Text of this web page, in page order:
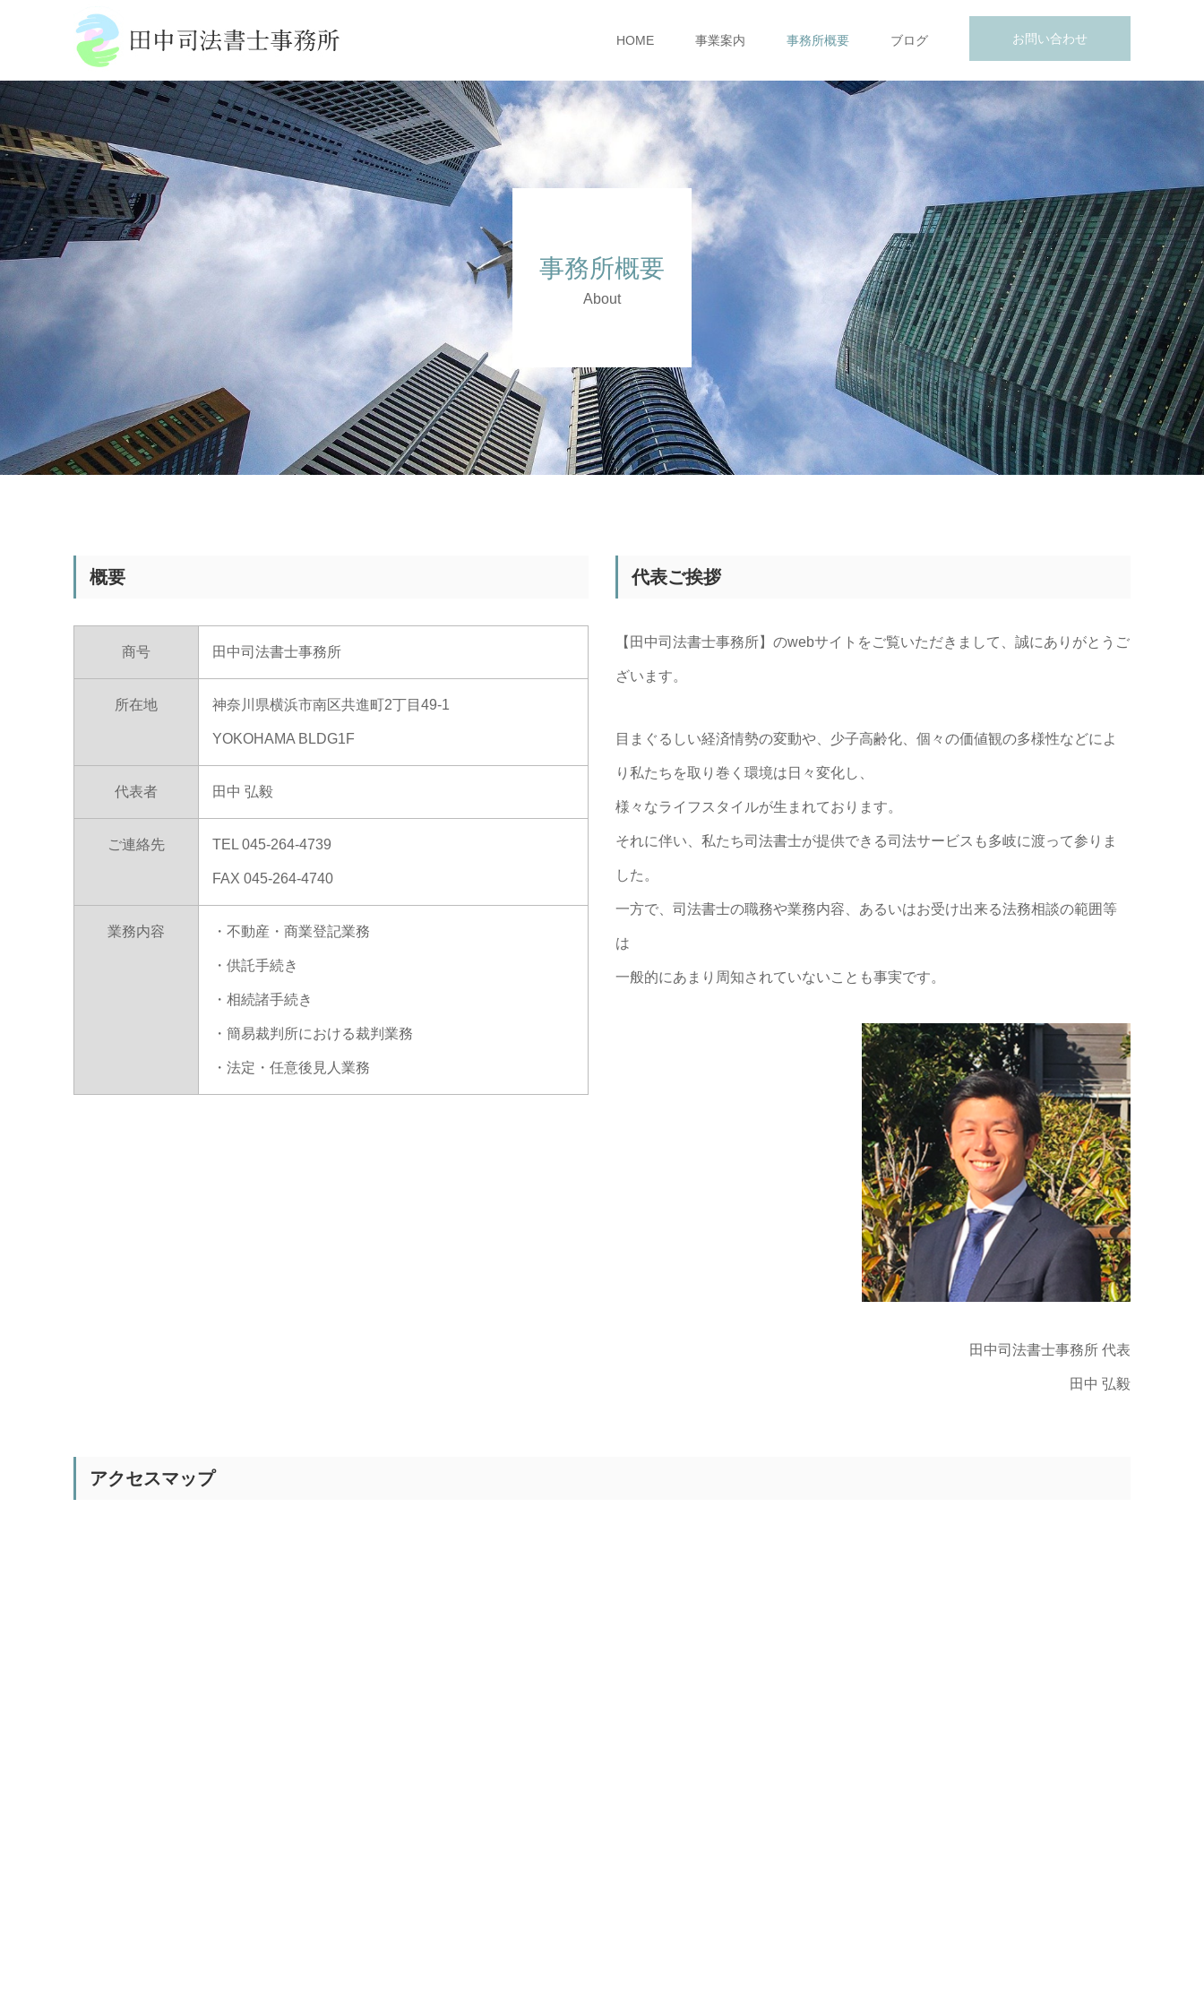
お問い合わせ
HOME 事業案内 事務所概要 ブログ
事務所概要
About
概要
商号 田中司法書士事務所
所在地 神奈川県横浜市南区共進町2丁目49-1
YOKOHAMA BLDG1F
代表者 田中 弘毅
ご連絡先 TEL 045-264-4739
FAX 045-264-4740
業務内容 ・不動産・商業登記業務
・供託手続き
・相続諸手続き
・簡易裁判所における裁判業務
・法定・任意後見人業務
代表ご挨拶
【田中司法書士事務所】のwebサイトをご覧いただきまして、誠にありがとうご
ざいます。
目まぐるしい経済情勢の変動や、少子高齢化、個々の価値観の多様性などによ
り私たちを取り巻く環境は日々変化し、
様々なライフスタイルが生まれております。
それに伴い、私たち司法書士が提供できる司法サービスも多岐に渡って参りま
した。
一方で、司法書士の職務や業務内容、あるいはお受け出来る法務相談の範囲等
は
一般的にあまり周知されていないことも事実です。
田中司法書士事務所 代表
田中 弘毅
アクセスマップ